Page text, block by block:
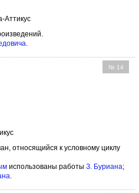
Аттикус
.
№ 14
относящийся к условному циклу
использованы работы З. Буриана;